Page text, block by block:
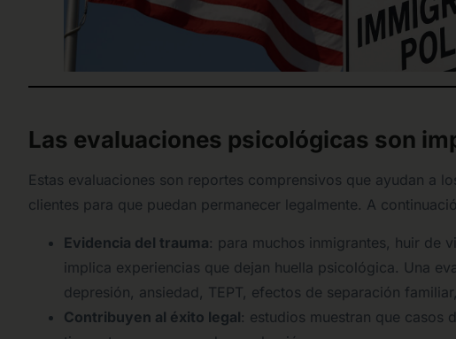
Las evaluaciones psicológicas son
Estas evaluaciones son reportes comprensivos que ayudan a
clientes para que puedan permanecer legalmente. A
Evidencia del trauma: para muchos inmigrantes, huir de
implica experiencias que dejan huella psicológica. Una
depresión, ansiedad, TEPT, efectos de separación
Contribuyen al éxito legal: estudios muestran que casos